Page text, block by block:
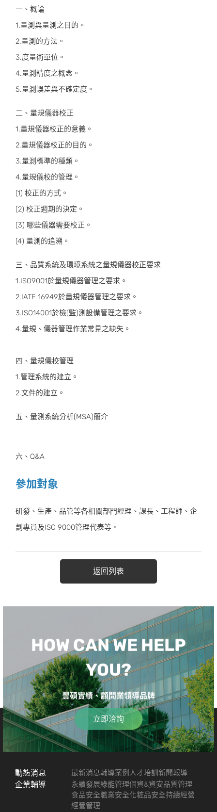
一、概論
1.量測與量測之目的。
2.量測的方法。
3.度量術單位。
4.量測精度之概念。
5.量測誤差與不確定度。
二、量規儀器校正
1.量規儀器校正的意義。
2.量規儀器校正的目的。
3.量測標準的種類。
4.量規儀校的管理。
(1) 校正的方式。
(2) 校正週期的決定。
(3) 哪些儀器需要校正。
(4) 量測的追溯。
三、品質系統及環境系統之量規儀器校正要求
1.ISO9001於量規儀器管理之要求。
2.IATF 16949於量規儀器管理之要求。
3.ISO14001於檢(監)測設備管理之要求。
4.量規、儀器管理作業常見之缺失。
四、量規儀校管理
1.管理系統的建立。
2.文件的建立。
五、量測系統分析(MSA)簡介
六、Q&A
參加對象
研發、生產、品管等各相關部門經理、課長、工程師、企
劃專員及ISO 9000管理代表等。
返回列表
HOW CAN WE HELP
YOU?
豐碩實績、顧問業領導品牌
立即洽詢
動態消息 最新消息輔導案例 人才培訓新聞報導
企業輔導 永續發展綠能管理個資&資安品質管理
食品安全職業安全化粧品安全持續經營
經營管理